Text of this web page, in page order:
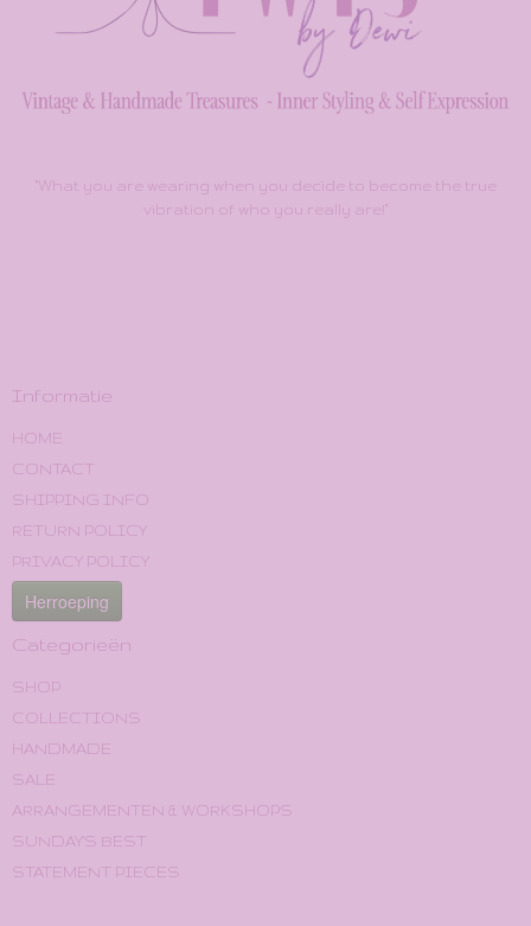
"What you are wearing when you decide to become the true
vibration of who you really are!"
Informatie
HOME
CONTACT
SHIPPING INFO
RETURN POLICY
PRIVACY POLICY
Herroeping
Categorieën
SHOP
COLLECTIONS
HANDMADE
SALE
ARRANGEMENTEN & WORKSHOPS
SUNDAY'S BEST
STATEMENT PIECES